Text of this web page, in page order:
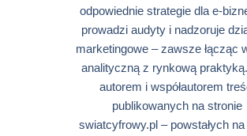
odpowiednie strategie dla e-
prowadzi audyty i nadzoruje
marketingowe – zawsze łącząc
analityczną z rynkową
autorem i współautorem
publikowanych na stronie
swiatcyfrowy.pl – powstałych